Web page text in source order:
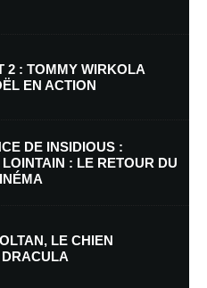
et mon site dans le navigateur pour
par e-mail.
par e-mail.
2 : TOMMY WIRKOLA
EN ACTION
DE INSIDIOUS :
LOINTAIN : LE RETOUR DU
LE CHIEN